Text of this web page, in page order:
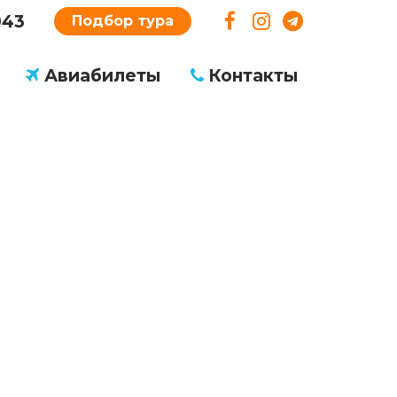
Подбор тура
Авиабилеты Контакты